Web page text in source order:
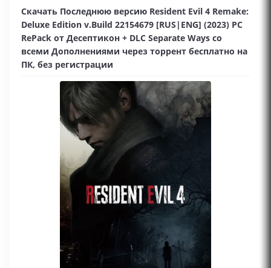
Скачать Последнюю версию Resident Evil 4 Remake:
Deluxe Edition v.Build 22154679 [RUS|ENG] (2023) PC
RePack от Десептикон + DLC Separate Ways со
всеми Дополнениями через торрент бесплатно на
ПК, без регистрации